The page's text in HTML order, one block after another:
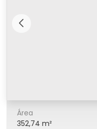
Área
352,74 m²